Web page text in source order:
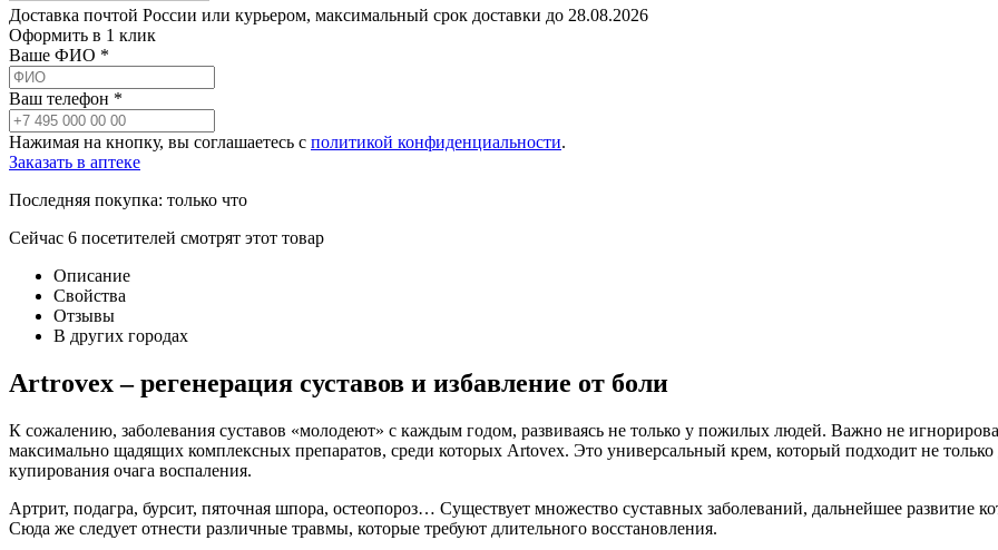
Доставка почтой России или курьером, максимальный срок доставки до 28.08.2026
Оформить в 1 клик
Ваше ФИО *
Ваш телефон *
Нажимая на кнопку, вы соглашаетесь с политикой конфиденциальности.
Заказать в аптеке
Последняя покупка: только что
Сейчас 6 посетителей смотрят этот товар
Описание
Свойства
Отзывы
В других городах
Artrovex – регенерация суставов и избавление от боли
К сожалению, заболевания суставов «молодеют» с каждым годом, развиваясь не только у пожилых людей. Важно не
максимально щадящих комплексных препаратов, среди которых Artovex. Это универсальный крем, который подходит не
купирования очага воспаления.
Артрит, подагра, бурсит, пяточная шпора, остеопороз… Существует множество суставных заболеваний, дальнейшее
Сюда же следует отнести различные травмы, которые требуют длительного восстановления.